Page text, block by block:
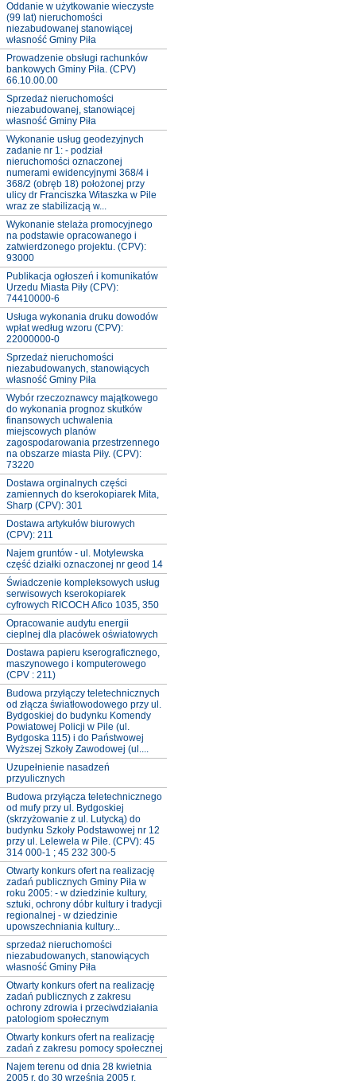
Oddanie w użytkowanie wieczyste
(99 lat) nieruchomości
niezabudowanej stanowiącej
własność Gminy Piła
Prowadzenie obsługi rachunków
bankowych Gminy Piła. (CPV)
66.10.00.00
Sprzedaż nieruchomości
niezabudowanej, stanowiącej
własność Gminy Piła
Wykonanie usług geodezyjnych
zadanie nr 1: - podział
nieruchomości oznaczonej
numerami ewidencyjnymi 368/4 i
368/2 (obręb 18) położonej przy
ulicy dr Franciszka Witaszka w Pile
wraz ze stabilizacją w...
Wykonanie stelaża promocyjnego
na podstawie opracowanego i
zatwierdzonego projektu. (CPV):
93000
Publikacja ogłoszeń i komunikatów
Urzedu Miasta Piły (CPV):
74410000-6
Usługa wykonania druku dowodów
wpłat według wzoru (CPV):
22000000-0
Sprzedaż nieruchomości
niezabudowanych, stanowiących
własność Gminy Piła
Wybór rzeczoznawcy majątkowego
do wykonania prognoz skutków
finansowych uchwalenia
miejscowych planów
zagospodarowania przestrzennego
na obszarze miasta Piły. (CPV):
73220
Dostawa orginalnych części
zamiennych do kserokopiarek Mita,
Sharp (CPV): 301
Dostawa artykułów biurowych
(CPV): 211
Najem gruntów - ul. Motylewska
część działki oznaczonej nr geod 14
Świadczenie kompleksowych usług
serwisowych kserokopiarek
cyfrowych RICOCH Afico 1035, 350
Opracowanie audytu energii
cieplnej dla placówek oświatowych
Dostawa papieru kserograficznego,
maszynowego i komputerowego
(CPV : 211)
Budowa przyłączy teletechnicznych
od złącza światłowodowego przy ul.
Bydgoskiej do budynku Komendy
Powiatowej Policji w Pile (ul.
Bydgoska 115) i do Państwowej
Wyższej Szkoły Zawodowej (ul....
Uzupełnienie nasadzeń
przyulicznych
Budowa przyłącza teletechnicznego
od mufy przy ul. Bydgoskiej
(skrzyżowanie z ul. Lutycką) do
budynku Szkoły Podstawowej nr 12
przy ul. Lelewela w Pile. (CPV): 45
314 000-1 ; 45 232 300-5
Otwarty konkurs ofert na realizację
zadań publicznych Gminy Piła w
roku 2005: - w dziedzinie kultury,
sztuki, ochrony dóbr kultury i tradycji
regionalnej - w dziedzinie
upowszechniania kultury...
sprzedaż nieruchomości
niezabudowanych, stanowiących
własność Gminy Piła
Otwarty konkurs ofert na realizację
zadań publicznych z zakresu
ochrony zdrowia i przeciwdziałania
patologiom społecznym
Otwarty konkurs ofert na realizację
zadań z zakresu pomocy społecznej
Najem terenu od dnia 28 kwietnia
2005 r. do 30 września 2005 r.